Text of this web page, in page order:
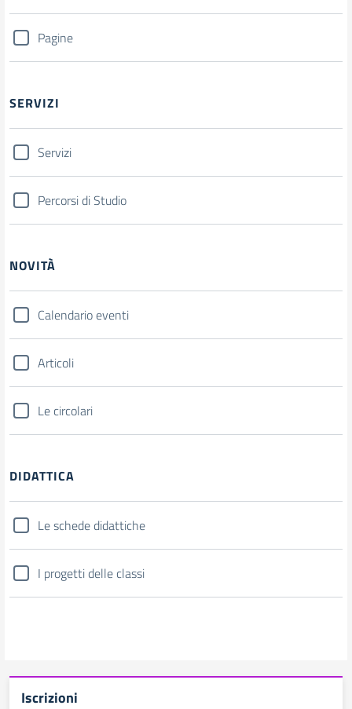
Pagine
SERVIZI
Servizi
Percorsi di Studio
NOVITÀ
Calendario eventi
Articoli
Le circolari
DIDATTICA
Le schede didattiche
I progetti delle classi
Iscrizioni